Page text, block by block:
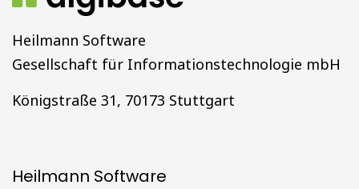
Heilmann Software
Gesellschaft für Informationstechnologie mbH
Königstraße 31, 70173 Stuttgart
Heilmann Software